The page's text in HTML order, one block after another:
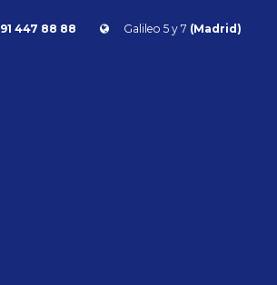
91 447 88 88 Galileo 5 y 7 (Madrid)